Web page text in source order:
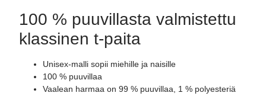
100 % puuvillasta valmistettu
klassinen t-paita
Unisex-malli sopii miehille ja naisille
100 % puuvillaa
Vaalean harmaa on 99 % puuvillaa, 1 % polyesteriä